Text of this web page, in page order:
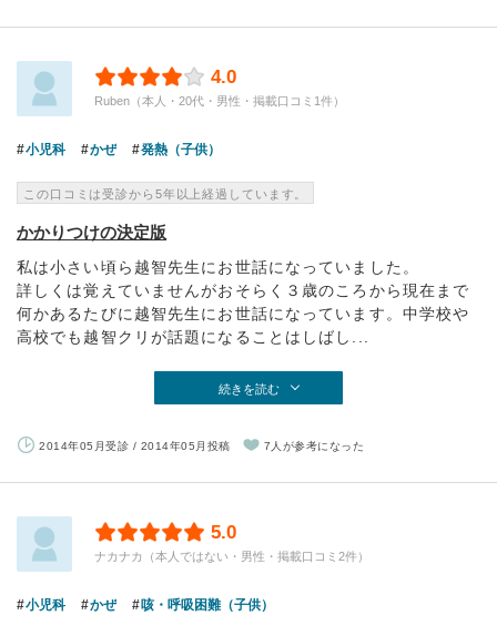
4.0
Ruben（本人・20代・男性・掲載口コミ1件）
小児科 かぜ 発熱（子供）
この口コミは受診から5年以上経過しています。
かかりつけの決定版
私は小さい頃ら越智先生にお世話になっていました。
詳しくは覚えていませんがおそらく３歳のころから現在まで
何かあるたびに越智先生にお世話になっています。中学校や
高校でも越智クリが話題になることはしばし...
続きを読む
2014年05月受診 / 2014年05月投稿 7人が参考になった
5.0
ナカナカ（本人ではない・男性・掲載口コミ2件）
小児科 かぜ 咳・呼吸困難（子供）